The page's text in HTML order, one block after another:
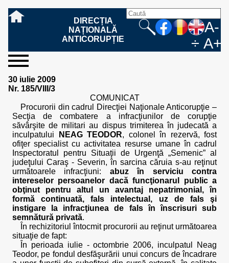
DIRECȚIA
NAȚIONALĂ
ANTICORUPȚIE
A-
÷ A+
sesizați-
ne
Ce
înseamnă
corupție
Cum
sesizați
de
corupție?
Cum
este
cel care
denunță?
Ce
trebuie
conțină o
sesizare?
Fazele
procesului
Ce
urmează
sesizez
o faptă
de
corupție?
Care sunt
drepturile și
persoanelor
în procesul
penal?
Cum
sprijiniți
oferind
date
despre
posibile
fapte de
corupție?
despre
noi
Cine
lucrează
Cu ce
se
DNA?
Sursele
de
ale DNA
Structura
Conducerea
Structuri
teritoriale
Cadrul
legal
Resurse
financiare
publice
Resurse
umane
Integritate
instituțională
rezultatele
noastre
Rapoarte
de
Hotărâri
penale
în cauze
de
corupție
mass
media
Biroul de
informare
publice -
Contacte
Comunicate
de presă
Model de
acreditare
Drept
la
Evenimente
informare
publică
Persoana
responsabilă
informarea
publică
Model
solicitare
în baza
Legii
544/2001
Raportul
anual
aplicarea
Legii
544/2001
Legea
544/2001
de
aplicare
Protecția
datelor
caracter
personal
Modalități
de
a
răspunsului
oferit în
baza Legii
544/2001
cooperare
internațională
Programe
Evenimente
internaționale
Cadrul legal
internațional
30 iulie 2009
Nr. 185/VIII/3
COMUNICAT
Procurorii din cadrul Direcţiei Naţionale Anticorupţie –
Secţia de combatere a infracţiunilor de corupţie
săvârşite de militari au dispus trimiterea în judecată a
inculpatului
NEAG TEODOR, colonel în rezervă, fost
ofiţer specialist cu activitatea resurse umane în cadrul
Inspectoratul pentru Situaţii de Urgenţă „Semenic” al
judeţului Caraş - Severin, în sarcina căruia s-au reţinut
următoarele infracţiuni: abuz în serviciu contra
intereselor persoanelor dacă funcţionarul public a
obţinut pentru altul un avantaj nepatrimonial, în
formă continuată, fals intelectual, uz de fals şi
instigare la infracţiunea de fals în înscrisuri sub
semnătură privată.
În rechizitoriul întocmit procurorii au reţinut următoarea
situaţie de fapt:
În perioada iulie - octombrie 2006, inculpatul Neag
Teodor, pe fondul desfăşurării unui concurs de încadrare